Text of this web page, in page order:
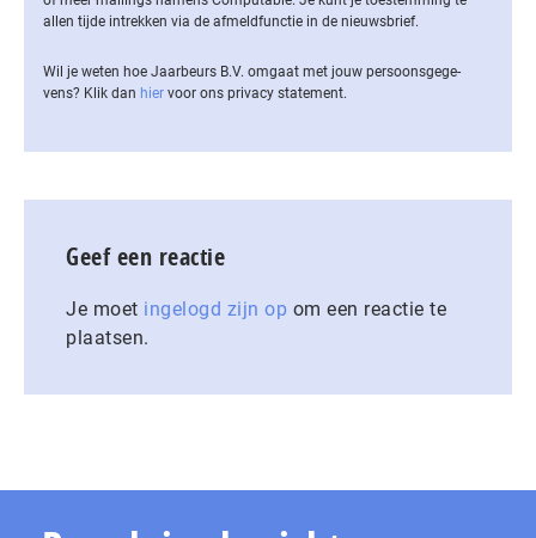
allen tijde intrekken via de af­meld­func­tie in de nieuwsbrief.
Wil je weten hoe Jaarbeurs B.V. omgaat met jouw per­soons­ge­ge­
vens? Klik dan hier voor ons privacy statement.
Geef een reactie
Je moet ingelogd zijn op om een reactie te
plaatsen.